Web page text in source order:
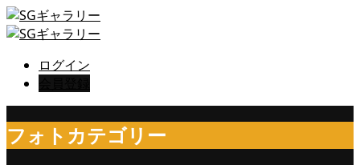
ログイン
フォトカテゴリー